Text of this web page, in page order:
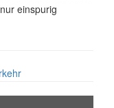
einspurig